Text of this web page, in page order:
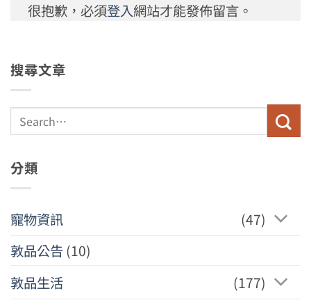
很抱歉，必須登入網站才能發佈留言。
搜尋文章
分類
寵物資訊
(47)
敦品公告(10)
敦品生活
(177)